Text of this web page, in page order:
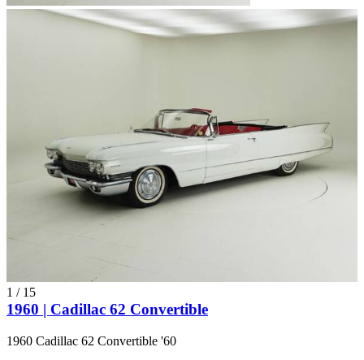
1 / 15
1960 | Cadillac 62 Convertible
1960 Cadillac 62 Convertible '60